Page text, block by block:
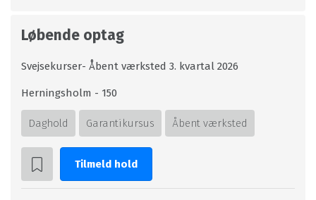
Løbende optag
Svejsekurser- Åbent værksted 3. kvartal 2026
Herningsholm - 150
Daghold Garantikursus Åbent værksted
Tilmeld hold